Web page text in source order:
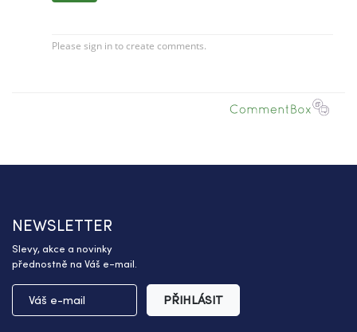
NEWSLETTER
Slevy, akce a novinky
přednostně na Váš e-mail.
PŘIHLÁSIT